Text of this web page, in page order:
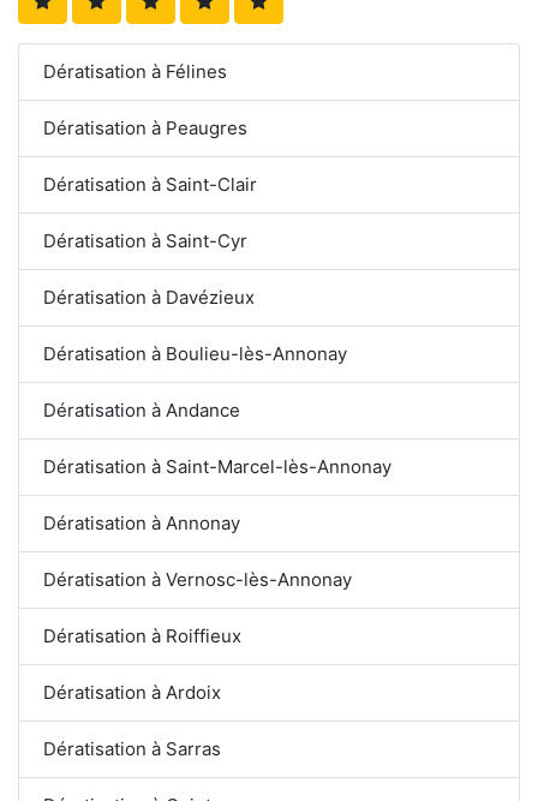
Dératisation à Félines
Dératisation à Peaugres
Dératisation à Saint-Clair
Dératisation à Saint-Cyr
Dératisation à Davézieux
Dératisation à Boulieu-lès-Annonay
Dératisation à Andance
Dératisation à Saint-Marcel-lès-Annonay
Dératisation à Annonay
Dératisation à Vernosc-lès-Annonay
Dératisation à Roiffieux
Dératisation à Ardoix
Dératisation à Sarras